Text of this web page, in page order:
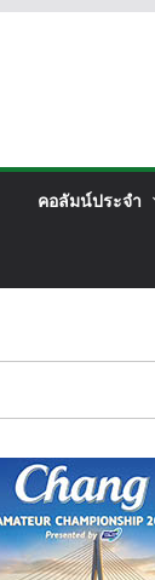
คอลัมน์ประจำ